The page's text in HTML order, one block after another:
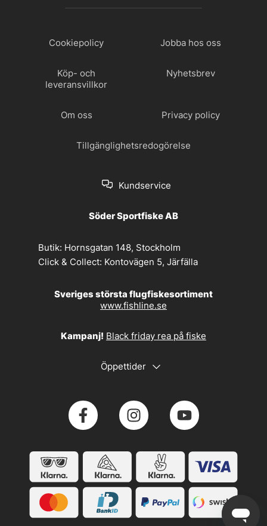
Cookiepolicy Jobba hos oss
Köp- och
leveransvillkor
Nyhetsbrev
Om oss Privacy policy
Tillgänglighetsredogörelse
Kundservice
Söder Sportfiske AB
Butik: Hornsgatan 148, Stockholm
Click & Collect: Kontovägen 5, Järfälla
Sveriges största flugfiskesortiment
www.fishline.se
Kampanj! Black friday rea på fiske
Öppettider